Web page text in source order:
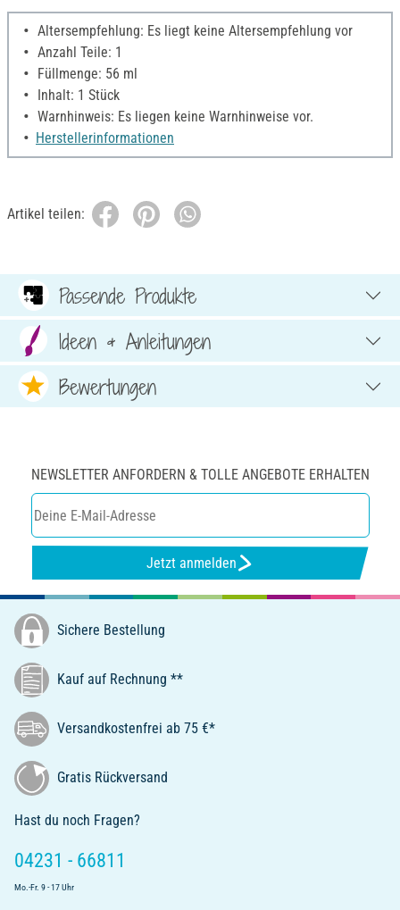
Altersempfehlung: Es liegt keine Altersempfehlung vor
Anzahl Teile: 1
Füllmenge: 56 ml
Inhalt: 1 Stück
Warnhinweis: Es liegen keine Warnhinweise vor.
Herstellerinformationen
Artikel teilen:
Passende Produkte
Ideen & Anleitungen
Bewertungen
NEWSLETTER ANFORDERN & TOLLE ANGEBOTE ERHALTEN
Jetzt anmelden
Sichere Bestellung
Kauf auf Rechnung **
Versandkostenfrei ab 75 €*
Gratis Rückversand
Hast du noch Fragen?
04231 - 66811
Mo.-Fr. 9 - 17 Uhr